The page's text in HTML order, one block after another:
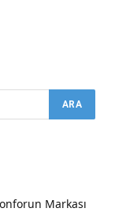
Markası